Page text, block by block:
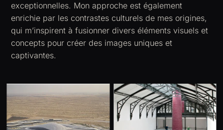
exceptionnelles. Mon approche est également
enrichie par les contrastes culturels de mes origines,
qui m’inspirent à fusionner divers éléments visuels et
concepts pour créer des images uniques et
captivantes.